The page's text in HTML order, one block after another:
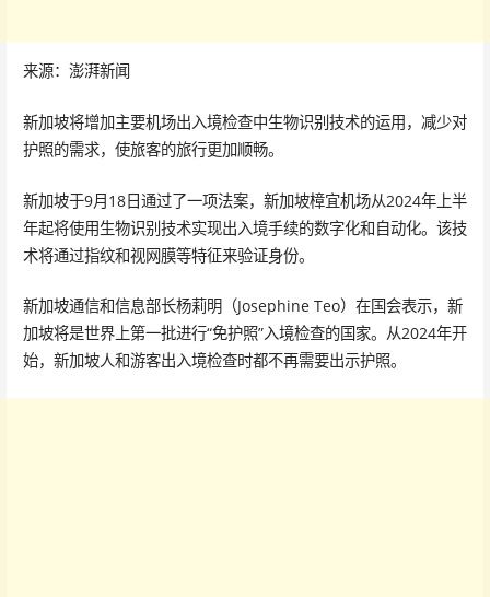
来源：澎湃新闻
新加坡将增加主要机场出入境检查中生物识别技术的运用，减少对
护照的需求，使旅客的旅行更加顺畅。
新加坡于9月18日通过了一项法案，新加坡樟宜机场从2024年上半
年起将使用生物识别技术实现出入境手续的数字化和自动化。该技
术将通过指纹和视网膜等特征来验证身份。
新加坡通信和信息部长杨莉明（Josephine Teo）在国会表示，新
加坡将是世界上第一批进行“免护照”入境检查的国家。从2024年开
始，新加坡人和游客出入境检查时都不再需要出示护照。